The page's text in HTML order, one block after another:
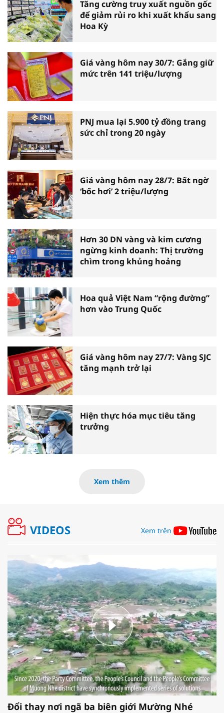
Tăng cường truy xuất nguồn gốc
để giảm rủi ro khi xuất khẩu sang
Hoa Kỳ
Giá vàng hôm nay 30/7: Gắng giữ
mức trên 141 triệu/lượng
PNJ mua lại 5.900 tỷ đồng trang
sức chỉ trong 20 ngày
Giá vàng hôm nay 28/7: Bất ngờ
‘bốc hơi’ 2 triệu/lượng
Hơn 30 DN vàng và kim cương
ngừng kinh doanh: Thị trường
chìm trong khủng hoảng
Hoa quả Việt Nam “rộng đường”
hơn vào Trung Quốc
Giá vàng hôm nay 27/7: Vàng SJC
tăng mạnh trở lại
Hiện thực hóa mục tiêu tăng
trưởng
Xem thêm
VIDEOS Xem trên
Đổi thay nơi ngã ba biên giới Mường Nhé